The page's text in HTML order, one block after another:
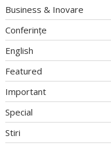
Business & Inovare
Conferințe
English
Featured
Important
Special
Stiri